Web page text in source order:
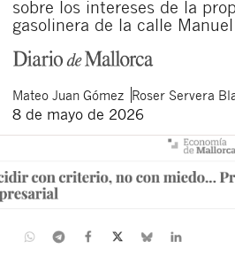
sobre los intereses de la
gasolinera de la calle Manuel
Mateo Juan Gómez Roser Servera
8 de mayo de 2026